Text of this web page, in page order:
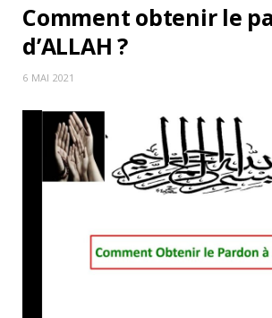
Comment obtenir le
d’ALLAH ?
6 MAI 2021